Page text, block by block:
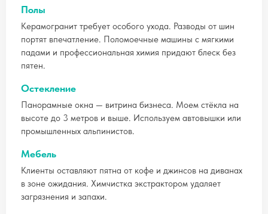
Полы
Керамогранит требует особого ухода. Разводы от шин
портят впечатление. Поломоечные машины с мягкими
падами и профессиональная химия придают блеск без
пятен.
Остекление
Панорамные окна — витрина бизнеса. Моем стёкла на
высоте до 3 метров и выше. Используем автовышки или
промышленных альпинистов.
Мебель
Клиенты оставляют пятна от кофе и джинсов на диванах
в зоне ожидания. Химчистка экстрактором удаляет
загрязнения и запахи.